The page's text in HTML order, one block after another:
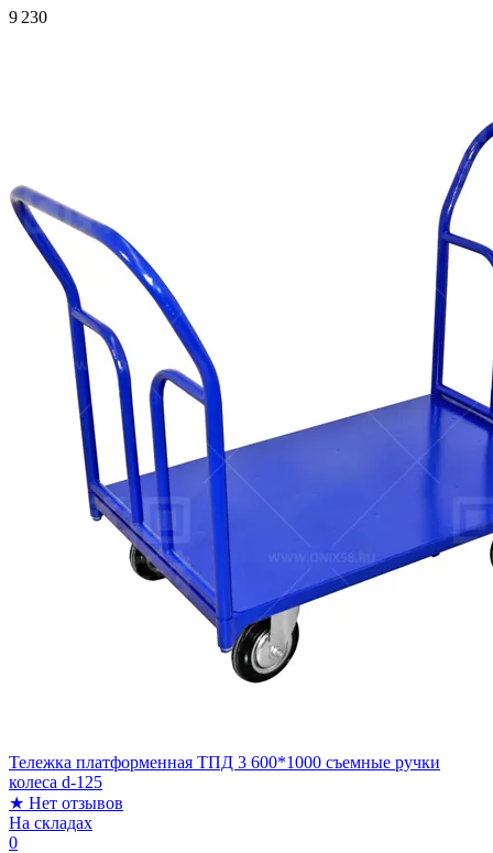
9 230
Тележка платформенная ТПД 3 600*1000 съемные ручки
колеса d-125
★ Нет отзывов
На складах
0